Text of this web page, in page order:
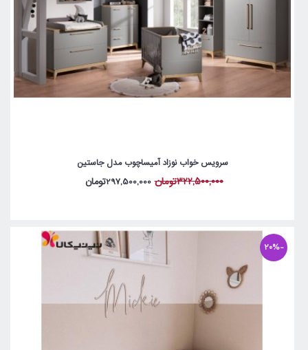
سرویس خواب نوزاد آمیساچوب مدل جاستین
322,500,000تومان 297,500,000تومان
-20%